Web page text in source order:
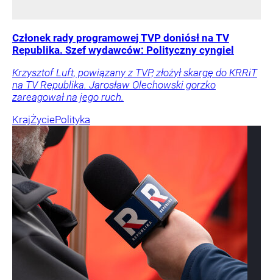
Członek rady programowej TVP doniósł na TV
Republika. Szef wydawców: Polityczny cyngiel
Krzysztof Luft, powiązany z TVP, złożył skargę do KRRiT
na TV Republika. Jarosław Olechowski gorzko
zareagował na jego ruch.
KrajŻyciePolityka